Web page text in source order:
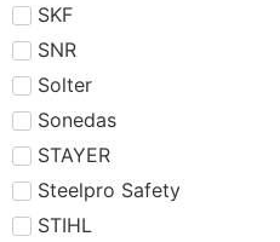
SKF
SNR
Solter
Sonedas
STAYER
Steelpro Safety
STIHL